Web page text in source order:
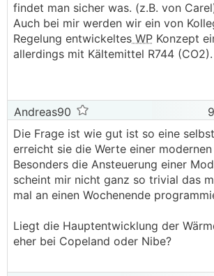
Sollte es demnach nicht relativ
eine eigene WPzu bauen?
Pumpe, Kompresser, Verdichter,
(Temperatur und Druck)... könnte
Outputs als Relais, für Sensoren zB
auch 1-10V Inputs)
Sehe ich das richtig, dass die
heutzutage eher die SW ist?
man die HW bei renommierten
zukauft?
findet man sicher was. (z.B. von
Auch bei mir werden wir ein von
Regelung entwickeltes WP Konzept
allerdings mit Kältemittel R744 (CO2).
Andreas90
Die Frage ist wie gut ist so eine
erreicht sie die Werte einer
Besonders die Ansteuerung einer
scheint mir nicht ganz so trivial das
mal an einen Wochenende
Liegt die Hauptentwicklung der
eher bei Copeland oder Nibe?